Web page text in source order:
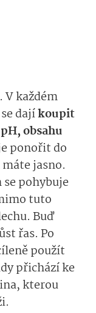
každém
dajíkoupit
obsahu
ponořit do
jasno.
pohybuje
tuto
Buď
řas. Po
použít
přichází ke
kterou